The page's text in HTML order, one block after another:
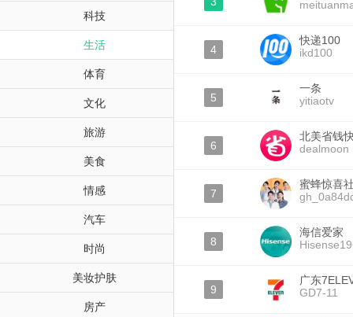
科技
生活
体育
文化
旅游
美食
情感
汽车
时尚
美妆护肤
房产
4
快递100
ikd100
5
一条
yitiaotv
6
北美省钱
dealmoon
7
蜜蜂惊喜
8
海信爱家
9
广东
GD7-11